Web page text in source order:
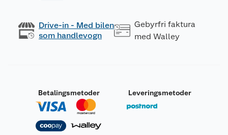
Drive-in - Med bilen
som handlevogn
Gebyrfri faktura
med Walley
Betalingsmetoder Leveringsmetoder